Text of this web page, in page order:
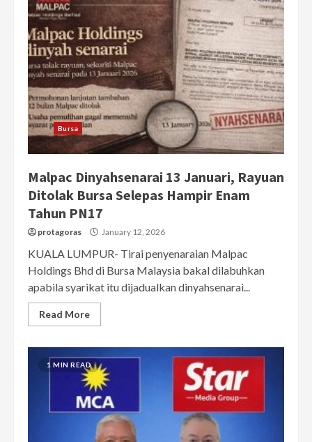
Bursa
Malpac Dinyahsenarai 13 Januari, Rayuan
Ditolak Bursa Selepas Hampir Enam
Tahun PN17
protagoras January 12, 2026
KUALA LUMPUR- Tirai penyenaraian Malpac
Holdings Bhd di Bursa Malaysia bakal dilabuhkan
apabila syarikat itu dijadualkan dinyahsenarai...
Read More
1 MIN READ